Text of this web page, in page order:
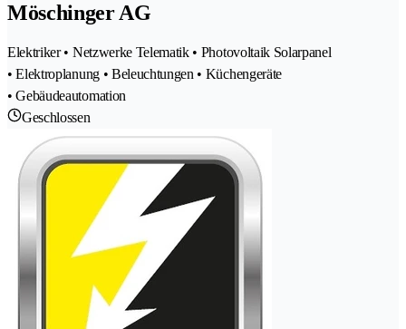
Möschinger AG
Elektriker • Netzwerke Telematik • Photovoltaik Solarpanel
• Elektroplanung • Beleuchtungen • Küchengeräte
• Gebäudeautomation
Geschlossen